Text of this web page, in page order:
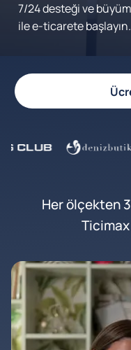
7/24 desteği ve
ile e-ticarete başlayın.
Her ölçekten
Ticimax